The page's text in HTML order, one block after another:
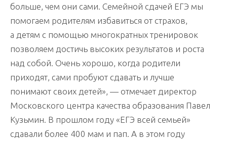
больше, чем они сами. Семейной сдачей ЕГЭ мы
помогаем родителям избавиться от страхов,
а детям с помощью многократных тренировок
позволяем достичь высоких результатов и роста
над собой. Очень хорошо, когда родители
приходят, сами пробуют сдавать и лучше
понимают своих детей», — отмечает директор
Московского центра качества образования Павел
Кузьмин. В прошлом году «ЕГЭ всей семьей»
сдавали более 400 мам и пап. А в этом году